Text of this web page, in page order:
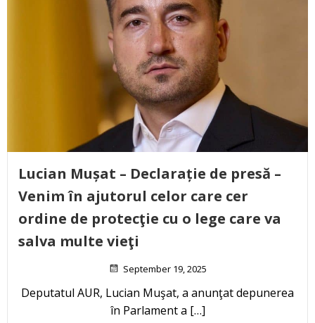
Lucian Mușat – Declarație de presă –
Venim în ajutorul celor care cer
ordine de protecţie cu o lege care va
salva multe vieţi
September 19, 2025
Deputatul AUR, Lucian Muşat, a anunţat depunerea
în Parlament a […]